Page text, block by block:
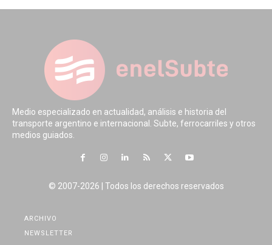
Medio especializado en actualidad, análisis e historia del
transporte argentino e internacional. Subte, ferrocarriles y otros
medios guiados.
© 2007-2026 | Todos los derechos reservados
ARCHIVO
NEWSLETTER